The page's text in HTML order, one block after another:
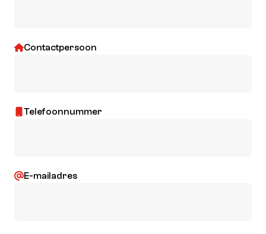
Contactpersoon
Telefoonnummer
E-mailadres